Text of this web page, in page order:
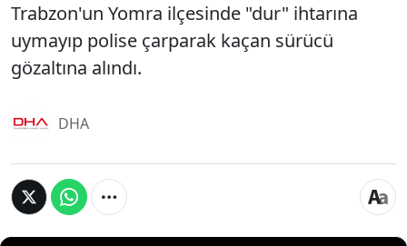
Trabzon'un Yomra ilçesinde "dur" ihtarına
uymayıp polise çarparak kaçan sürücü
gözaltına alındı.
DHA